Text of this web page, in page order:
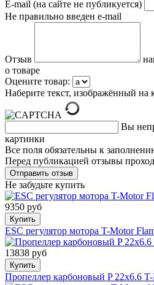
E-mail (на сайте не публикуется)
Не правильно введен e-mail
Отзыв
о товаре
Оцените товар:
Наберите текст, изображённый на
Вы
картинки
Все поля обязательны к
Перед публикацией отзывы
Не забудьте купить
9350 руб
Купить
ESC регулятор мотора T-Motor
13838 руб
Купить
Пропеллер карбоновый P 22x6.6